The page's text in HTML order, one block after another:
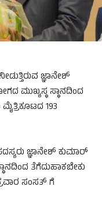
ಜ್ಞಾನೇಶ್‌
ಮುಖ್ಯಸ್ಥ ಸ್ಥಾನದಿಂದ
193
ಜ್ಞಾನೇಶ್‌ ಕುಮಾರ್‌
ತೆಗೆದುಹಾಕಬೇಕು
ಸಂಸತ್‌ ಗೆ